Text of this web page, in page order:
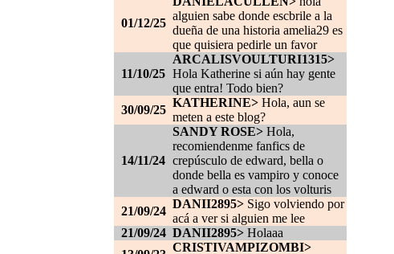
01/12/25
alguien sabe donde escbrile a la
dueña de una historia amelia29 es
que quisiera pedirle un favor
11/10/25
ARCALISVOULTURI1315>
Hola Katherine si aún hay gente
que entra! Todo bien?
30/09/25
KATHERINE> Hola, aun se
meten a este blog?
14/11/24
SANDY ROSE> Hola,
recomiendenme fanfics de
crepúsculo de edward, bella o
donde bella es vampiro y conoce
a edward o esta con los volturis
21/09/24
DANII2895> Sigo volviendo por
acá a ver si alguien me lee
21/09/24 DANII2895> Holaaa
CRISTIVAMPIZOMBI>